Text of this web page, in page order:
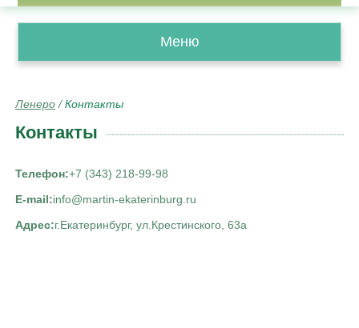
Меню
Ленеро /Контакты
Контакты
Телефон:+7 (343) 218-99-98
E-mail:info@martin-ekaterinburg.ru
Адрес:г.Екатеринбург, ул.Крестинского, 63а